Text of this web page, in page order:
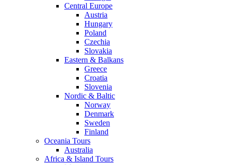
Central Europe
Austria
Hungary
Poland
Czechia
Slovakia
Eastern & Balkans
Greece
Croatia
Slovenia
Nordic & Baltic
Norway
Denmark
Sweden
Finland
Oceania Tours
Australia
Africa & Island Tours